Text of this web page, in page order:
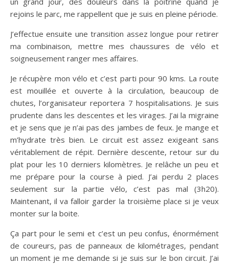
rejoins le parc, me rappellent que je suis en pleine période.
J’effectue ensuite une transition assez longue pour retirer
ma combinaison, mettre mes chaussures de vélo et
soigneusement ranger mes affaires.
Je récupère mon vélo et c’est parti pour 90 kms. La route
est mouillée et ouverte à la circulation, beaucoup de
chutes, l’organisateur reportera 7 hospitalisations. Je suis
prudente dans les descentes et les virages. J’ai la migraine
et je sens que je n’ai pas des jambes de feux. Je mange et
m’hydrate très bien. Le circuit est assez exigeant sans
véritablement de répit. Dernière descente, retour sur du
plat pour les 10 derniers kilomètres. Je relâche un peu et
me prépare pour la course à pied. J’ai perdu 2 places
seulement sur la partie vélo, c’est pas mal (3h20).
Maintenant, il va falloir garder la troisième place si je veux
monter sur la boite.
Ça part pour le semi et c’est un peu confus, énormément
de coureurs, pas de panneaux de kilométrages, pendant
un moment je me demande si je suis sur le bon circuit. J’ai